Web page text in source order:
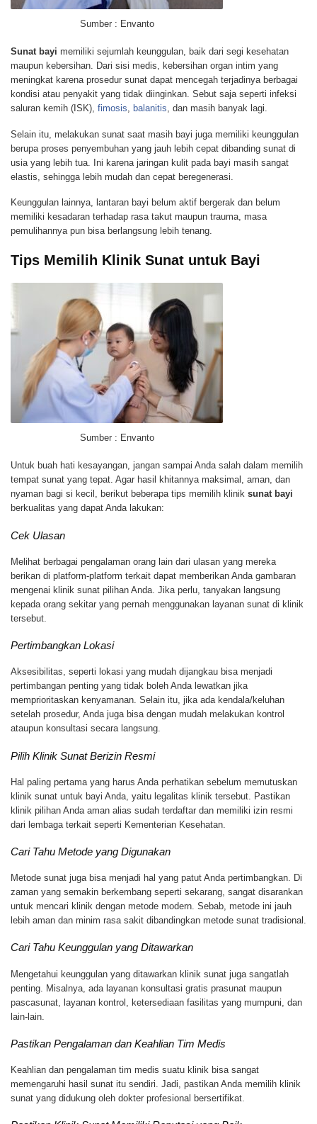
Sumber : Envanto
Sunat bayi memiliki sejumlah keunggulan, baik dari segi kesehatan
maupun kebersihan. Dari sisi medis, kebersihan organ intim yang
meningkat karena prosedur sunat dapat mencegah terjadinya berbagai
kondisi atau penyakit yang tidak diinginkan. Sebut saja seperti infeksi
saluran kemih (ISK), fimosis, balanitis, dan masih banyak lagi.
Selain itu, melakukan sunat saat masih bayi juga memiliki keunggulan
berupa proses penyembuhan yang jauh lebih cepat dibanding sunat di
usia yang lebih tua. Ini karena jaringan kulit pada bayi masih sangat
elastis, sehingga lebih mudah dan cepat beregenerasi.
Keunggulan lainnya, lantaran bayi belum aktif bergerak dan belum
memiliki kesadaran terhadap rasa takut maupun trauma, masa
pemulihannya pun bisa berlangsung lebih tenang.
Tips Memilih Klinik Sunat untuk Bayi
Sumber : Envanto
Untuk buah hati kesayangan, jangan sampai Anda salah dalam memilih
tempat sunat yang tepat. Agar hasil khitannya maksimal, aman, dan
nyaman bagi si kecil, berikut beberapa tips memilih klinik sunat bayi
berkualitas yang dapat Anda lakukan:
Cek Ulasan
Melihat berbagai pengalaman orang lain dari ulasan yang mereka
berikan di platform-platform terkait dapat memberikan Anda gambaran
mengenai klinik sunat pilihan Anda. Jika perlu, tanyakan langsung
kepada orang sekitar yang pernah menggunakan layanan sunat di klinik
tersebut.
Pertimbangkan Lokasi
Aksesibilitas, seperti lokasi yang mudah dijangkau bisa menjadi
pertimbangan penting yang tidak boleh Anda lewatkan jika
memprioritaskan kenyamanan. Selain itu, jika ada kendala/keluhan
setelah prosedur, Anda juga bisa dengan mudah melakukan kontrol
ataupun konsultasi secara langsung.
Pilih Klinik Sunat Berizin Resmi
Hal paling pertama yang harus Anda perhatikan sebelum memutuskan
klinik sunat untuk bayi Anda, yaitu legalitas klinik tersebut. Pastikan
klinik pilihan Anda aman alias sudah terdaftar dan memiliki izin resmi
dari lembaga terkait seperti Kementerian Kesehatan.
Cari Tahu Metode yang Digunakan
Metode sunat juga bisa menjadi hal yang patut Anda pertimbangkan. Di
zaman yang semakin berkembang seperti sekarang, sangat disarankan
untuk mencari klinik dengan metode modern. Sebab, metode ini jauh
lebih aman dan minim rasa sakit dibandingkan metode sunat tradisional.
Cari Tahu Keunggulan yang Ditawarkan
Mengetahui keunggulan yang ditawarkan klinik sunat juga sangatlah
penting. Misalnya, ada layanan konsultasi gratis prasunat maupun
pascasunat, layanan kontrol, ketersediaan fasilitas yang mumpuni, dan
lain-lain.
Pastikan Pengalaman dan Keahlian Tim Medis
Keahlian dan pengalaman tim medis suatu klinik bisa sangat
memengaruhi hasil sunat itu sendiri. Jadi, pastikan Anda memilih klinik
sunat yang didukung oleh dokter profesional bersertifikat.